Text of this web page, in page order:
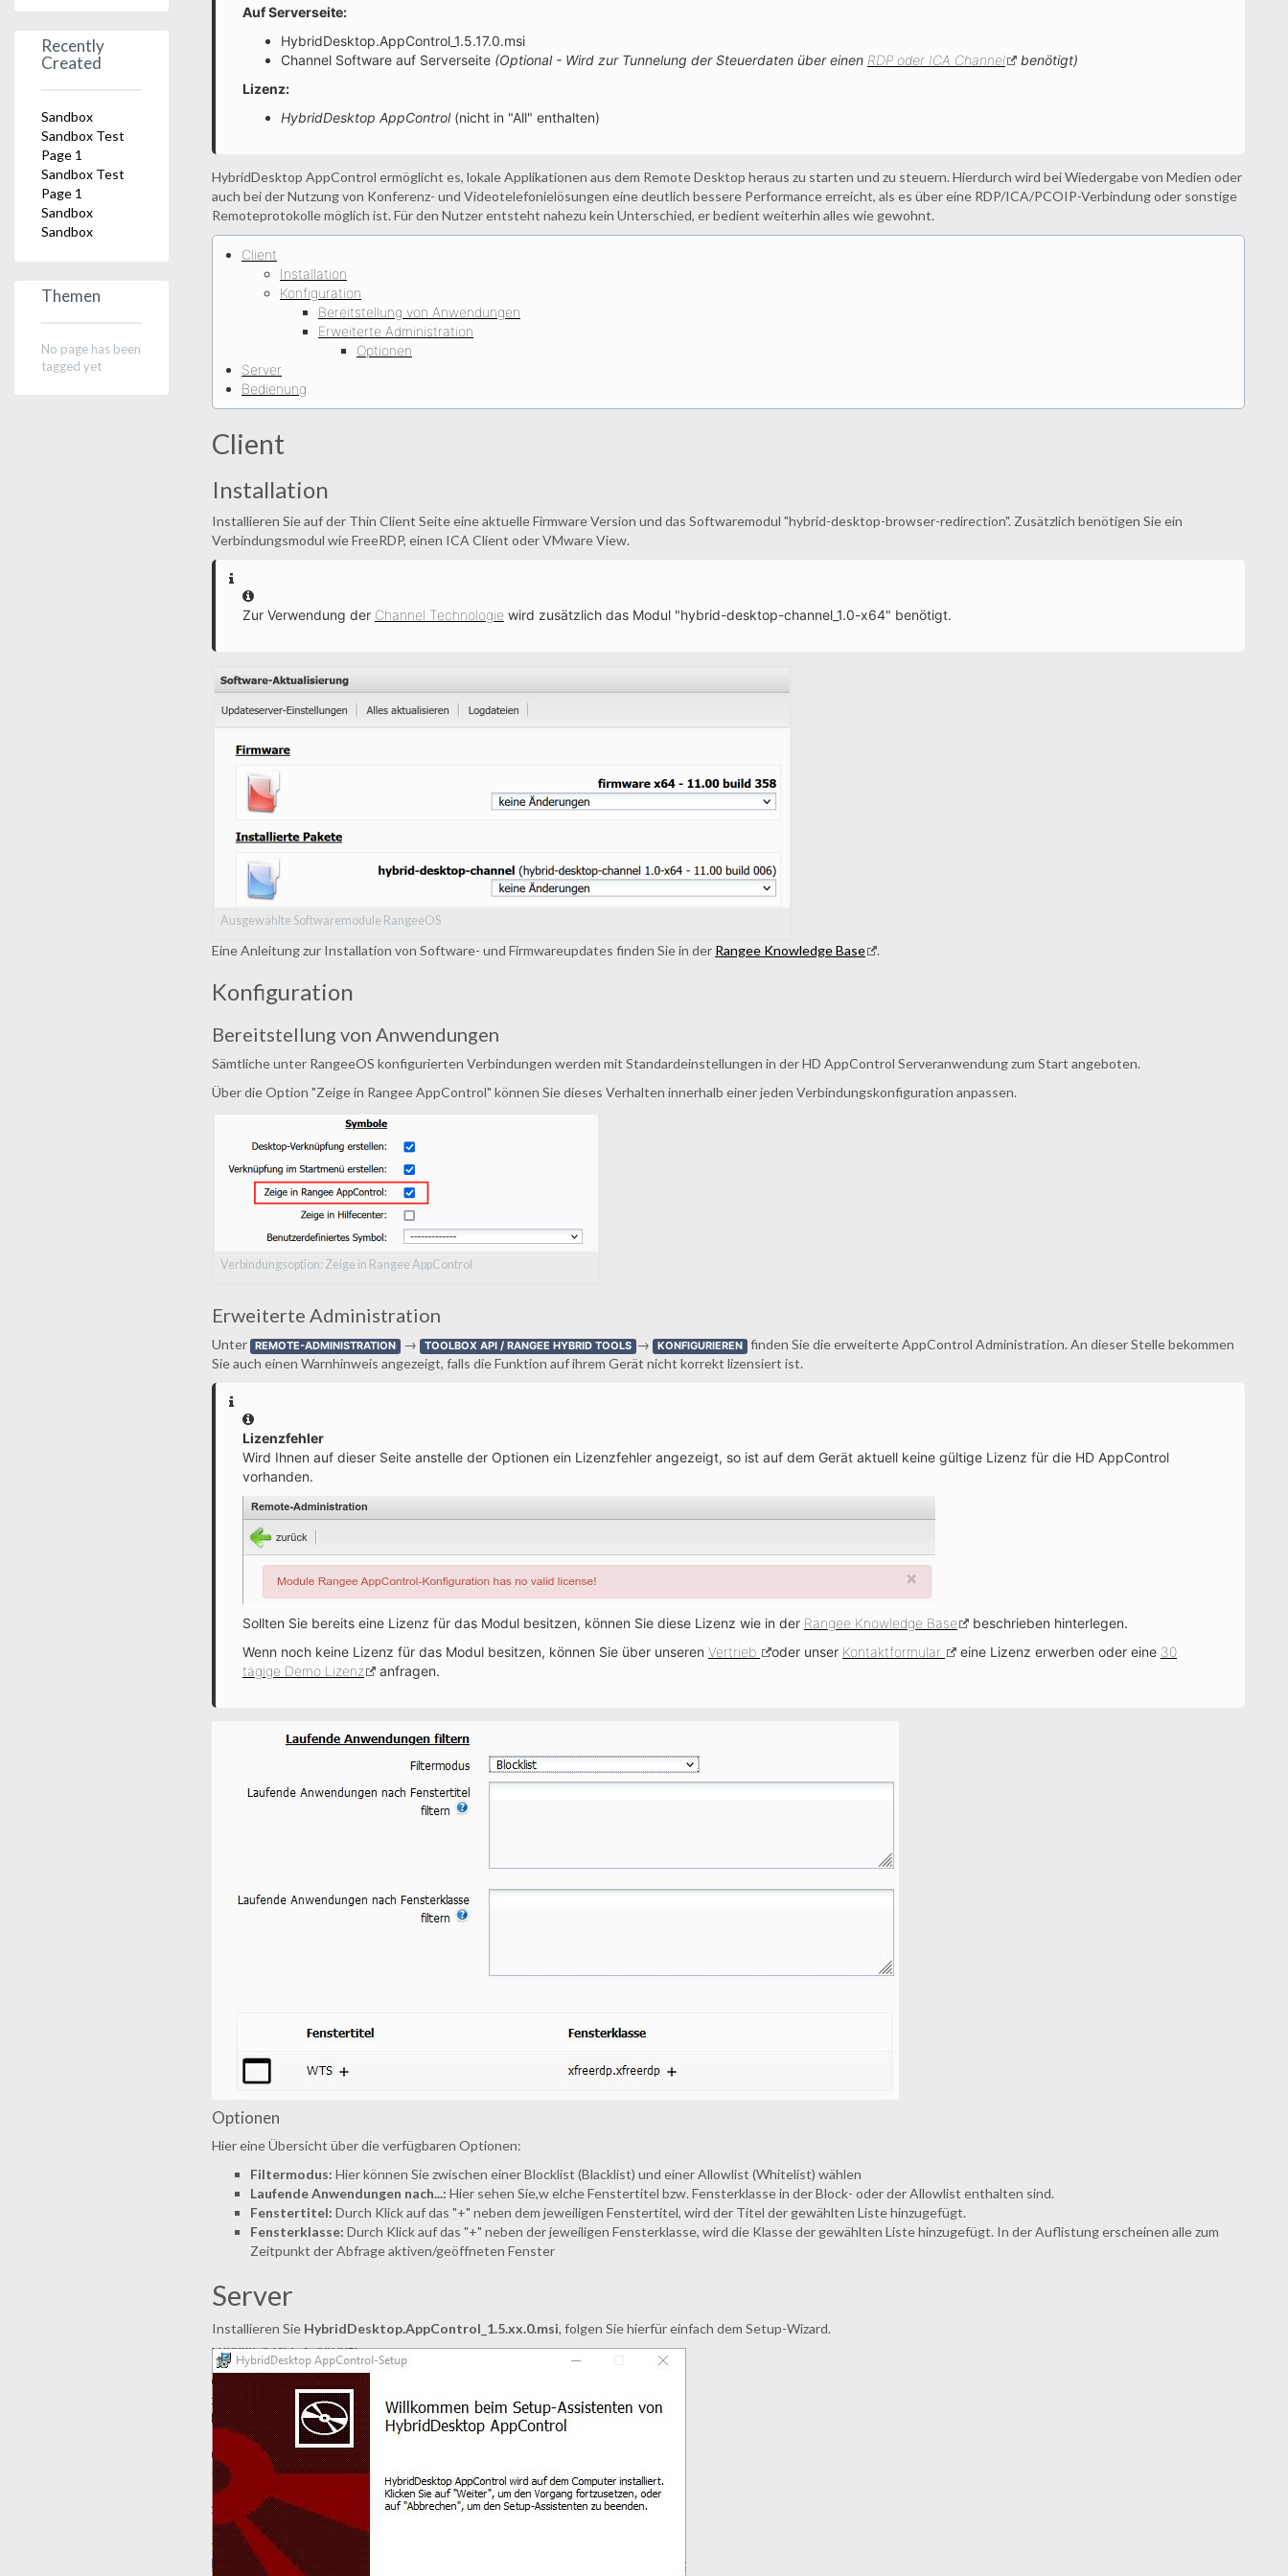
Auf Serverseite:
HybridDesktop.AppControl_1.5.17.0.msi
Channel Software auf Serverseite (Optional - Wird zur Tunnelung der Steuerdaten über einen RDP oder ICA Channel
benötigt)
Lizenz:
HybridDesktop AppControl (nicht in "All" enthalten)
HybridDesktop AppControl ermöglicht es, lokale Applikationen aus dem Remote Desktop heraus zu starten und zu steuern. Hierdurch wird bei Wiedergabe von Medien oder
auch bei der Nutzung von Konferenz- und Videotelefonielösungen eine deutlich bessere Performance erreicht, als es über eine RDP/ICA/PCOIP-Verbindung oder sonstige
Remoteprotokolle möglich ist. Für den Nutzer entsteht nahezu kein Unterschied, er bedient weiterhin alles wie gewohnt.
Client
Installation
Konfiguration
Bereitstellung von Anwendungen
Erweiterte Administration
Optionen
Server
Bedienung
Client
Installation
Installieren Sie auf der Thin Client Seite eine aktuelle Firmware Version und das Softwaremodul "hybrid-desktop-browser-redirection". Zusätzlich benötigen Sie ein
Verbindungsmodul wie FreeRDP, einen ICA Client oder VMware View.
Information
Zur Verwendung der Channel Technologie wird zusätzlich das Modul "hybrid-desktop-channel_1.0-x64" benötigt.
Ausgewählte Softwaremodule RangeeOS
Eine Anleitung zur Installation von Software- und Firmwareupdates finden Sie in der Rangee Knowledge Base .
Konfiguration
Bereitstellung von Anwendungen
Sämtliche unter RangeeOS konfigurierten Verbindungen werden mit Standardeinstellungen in der HD AppControl Serveranwendung zum Start angeboten.
Über die Option "Zeige in Rangee AppControl" können Sie dieses Verhalten innerhalb einer jeden Verbindungskonfiguration anpassen.
Verbindungsoption: Zeige in Rangee AppControl
Erweiterte Administration
Unter REMOTE-ADMINISTRATION → TOOLBOX API / RANGEE HYBRID TOOLS → KONFIGURIEREN finden Sie die erweiterte AppControl Administration. An dieser Stelle bekommen
Sie auch einen Warnhinweis angezeigt, falls die Funktion auf ihrem Gerät nicht korrekt lizensiert ist.
Information
Lizenzfehler
Wird Ihnen auf dieser Seite anstelle der Optionen ein Lizenzfehler angezeigt, so ist auf dem Gerät aktuell keine gültige Lizenz für die HD AppControl
vorhanden.
Sollten Sie bereits eine Lizenz für das Modul besitzen, können Sie diese Lizenz wie in der Rangee Knowledge Base
beschrieben hinterlegen.
Wenn noch keine Lizenz für das Modul besitzen, können Sie über unseren Vertrieb oder unser Kontaktformular eine Lizenz erwerben oder eine 30
tägige Demo Lizenz
anfragen.
Optionen
Hier eine Übersicht über die verfügbaren Optionen:
Filtermodus: Hier können Sie zwischen einer Blocklist (Blacklist) und einer Allowlist (Whitelist) wählen
Laufende Anwendungen nach...: Hier sehen Sie,w elche Fenstertitel bzw. Fensterklasse in der Block- oder der Allowlist enthalten sind.
Fenstertitel: Durch Klick auf das "+" neben dem jeweiligen Fenstertitel, wird der Titel der gewählten Liste hinzugefügt.
Fensterklasse: Durch Klick auf das "+" neben der jeweiligen Fensterklasse, wird die Klasse der gewählten Liste hinzugefügt. In der Auflistung erscheinen alle zum
Zeitpunkt der Abfrage aktiven/geöffneten Fenster
Server
Installieren Sie HybridDesktop.AppControl_1.5.xx.0.msi, folgen Sie hierfür einfach dem Setup-Wizard.
Recently
Created
Sandbox
Sandbox Test
Page 1
Sandbox Test
Page 1
Sandbox
Sandbox
Themen
No page has been
tagged yet